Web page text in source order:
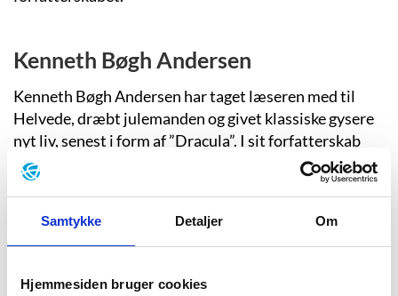
Samtykke Detaljer Om
Hjemmesiden bruger cookies
Kenneth Bøgh Andersen
Kenneth Bøgh Andersen har taget læseren med til
Helvede, dræbt julemanden og givet klassiske gysere
nyt liv, senest i form af ”Dracula”. I sit forfatterskab
kommer han vidt omkring, men som en rød tråd
gennem det hele løber en optagethed af menneskets